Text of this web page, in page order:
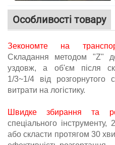
Особливості товару
Зекономте на
Складання методом "Z"
уздовж, а об'єм після
1/3~1/4 від
витрати на логістику.
Швидке збирання та
спеціального
або скласти протягом 30